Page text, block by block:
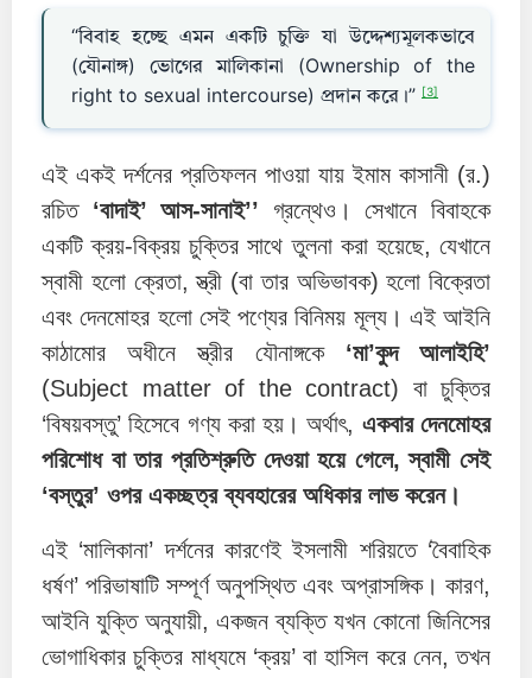
“বিবাহ হচ্ছে এমন একটি চুক্তি যা উদ্দেশ্যমূলকভাবে
(যৌনাঙ্গ) ভোগের মালিকানা (Ownership of the
right to sexual intercourse) প্রদান করে।”
[3]
এই একই দর্শনের প্রতিফলন পাওয়া যায় ইমাম কাসানী (র.)
রচিত ‘বাদাই’ আস-সানাই’’ গ্রন্থেও। সেখানে বিবাহকে
একটি ক্রয়-বিক্রয় চুক্তির সাথে তুলনা করা হয়েছে, যেখানে
স্বামী হলো ক্রেতা, স্ত্রী (বা তার অভিভাবক) হলো বিক্রেতা
এবং দেনমোহর হলো সেই পণ্যের বিনিময় মূল্য। এই আইনি
কাঠামোর অধীনে স্ত্রীর যৌনাঙ্গকে ‘মা’কুদ আলাইহি’
(Subject matter of the contract) বা চুক্তির
‘বিষয়বস্তু’ হিসেবে গণ্য করা হয়। অর্থাৎ, একবার দেনমোহর
পরিশোধ বা তার প্রতিশ্রুতি দেওয়া হয়ে গেলে, স্বামী সেই
‘বস্তুর’ ওপর একচ্ছত্র ব্যবহারের অধিকার লাভ করেন।
এই ‘মালিকানা’ দর্শনের কারণেই ইসলামী শরিয়তে ‘বৈবাহিক
ধর্ষণ’ পরিভাষাটি সম্পূর্ণ অনুপস্থিত এবং অপ্রাসঙ্গিক। কারণ,
আইনি যুক্তি অনুযায়ী, একজন ব্যক্তি যখন কোনো জিনিসের
ভোগাধিকার চুক্তির মাধ্যমে ‘ক্রয়’ বা হাসিল করে নেন, তখন